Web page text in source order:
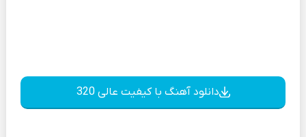
دانلود آهنگ با کیفیت عالی 320